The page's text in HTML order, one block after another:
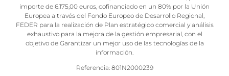
importe de 6.175,00 euros, cofinanciado en un 80% por la Unión
Europea a través del Fondo Europeo de Desarrollo Regional,
FEDER para la realización de Plan estratégico comercial y análisis
exhaustivo para la mejora de la gestión empresarial, con el
objetivo de Garantizar un mejor uso de las tecnologías de la
información.
Referencia: 801N2000239